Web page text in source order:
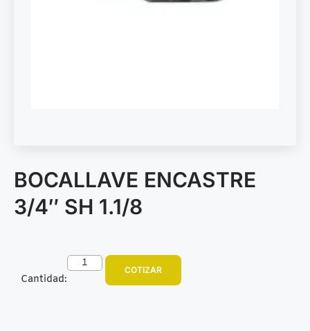
BOCALLAVE ENCASTRE
3/4″ SH 1.1/8
Cantidad:
COTIZAR